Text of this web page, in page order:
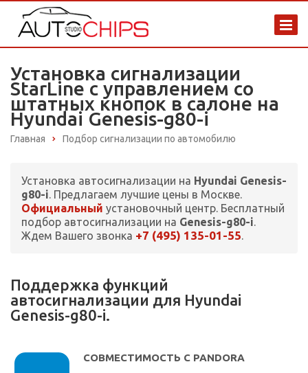
Установка сигнализации
StarLine с управлением со
штатных кнопок в салоне на
Hyundai Genesis-g80-i
Главная Подбор сигнализации по автомобилю
Установка автосигнализации на Hyundai Genesis-
g80-i. Предлагаем лучшие цены в Москве.
Официальный установочный центр. Бесплатный
подбор автосигнализации на Genesis-g80-i.
Ждем Вашего звонка +7 (495) 135-01-55.
Поддержка функций
автосигнализации для Hyundai
Genesis-g80-i.
СОВМЕСТИМОСТЬ С PANDORA